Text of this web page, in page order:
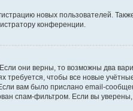
новых пользователей.
конференции.
они верны, то возможны два
чтобы все новые
вам было прислано email-
спам-фильтром. Если вы